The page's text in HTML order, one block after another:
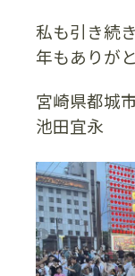
私も引き続
年もありが
宮崎県都城
池田宜永